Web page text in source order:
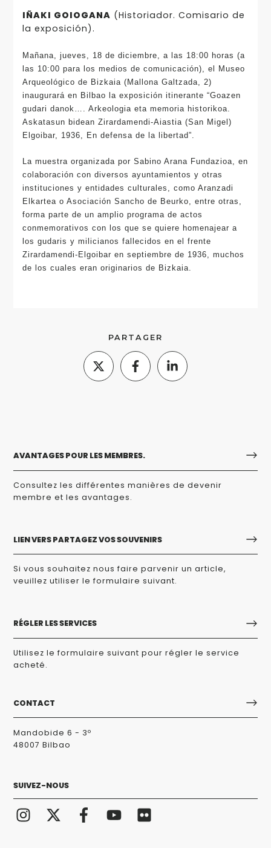
IÑAKI GOIOGANA (Historiador. Comisario de
la exposición).
Mañana, jueves, 18 de diciembre, a las 18:00 horas (a
las 10:00 para los medios de comunicación), el Museo
Arqueológico de Bizkaia (Mallona Galtzada, 2)
inaugurará en Bilbao la exposición itinerante “Goazen
gudari danok…. Arkeologia eta memoria historikoa.
Askatasun bidean Zirardamendi-Aiastia (San Migel)
Elgoibar, 1936, En defensa de la libertad”.
La muestra organizada por Sabino Arana Fundazioa, en
colaboración con diversos ayuntamientos y otras
instituciones y entidades culturales, como Aranzadi
Elkartea o Asociación Sancho de Beurko, entre otras,
forma parte de un amplio programa de actos
conmemorativos con los que se quiere homenajear a
los gudaris y milicianos fallecidos en el frente
Zirardamendi-Elgoibar en septiembre de 1936, muchos
de los cuales eran originarios de Bizkaia.
PARTAGER
AVANTAGES POUR LES MEMBRES.
Consultez les différentes manières de devenir
membre et les avantages.
LIEN VERS PARTAGEZ VOS SOUVENIRS
Si vous souhaitez nous faire parvenir un article,
veuillez utiliser le formulaire suivant.
RÉGLER LES SERVICES
Utilisez le formulaire suivant pour régler le service
acheté.
CONTACT
Mandobide 6 - 3º
48007 Bilbao
SUIVEZ-NOUS